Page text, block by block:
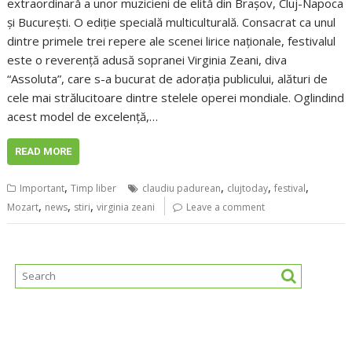
extraordinară a unor muzicieni de elită din Brașov, Cluj-Napoca
și București. O ediție specială multiculturală. Consacrat ca unul
dintre primele trei repere ale scenei lirice naționale, festivalul
este o reverență adusă sopranei Virginia Zeani, diva
“Assoluta”, care s-a bucurat de adorația publicului, alături de
cele mai strălucitoare dintre stelele operei mondiale. Oglindind
acest model de excelență,…
READ MORE
Important,Timp liber claudiu padurean, clujtoday,festival,
Mozart, news, stiri,virginia zeani Leave a comment